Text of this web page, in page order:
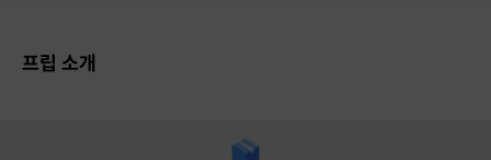
프립 소개